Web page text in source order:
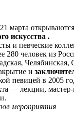
марта открываются
искусства .
и певческие
280 человек из
и
певицей в 2005
— лекции, мастер-
мероприятия